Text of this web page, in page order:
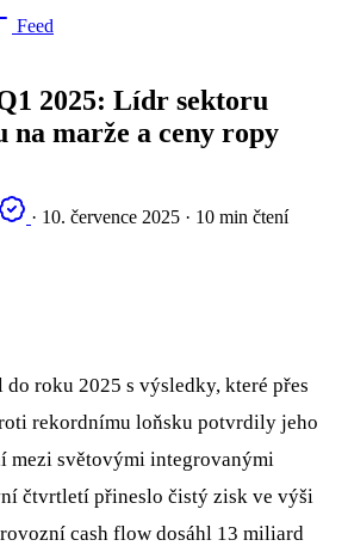
Feed
2025: Lídr sektoru
na marže a ceny ropy
· 10. července 2025 · 10 min čtení
roku 2025 s výsledky, které přes
rekordnímu loňsku potvrdily jeho
mezi světovými integrovanými
čtvrtletí přineslo čistý zisk ve výši
cash flow dosáhl 13 miliard